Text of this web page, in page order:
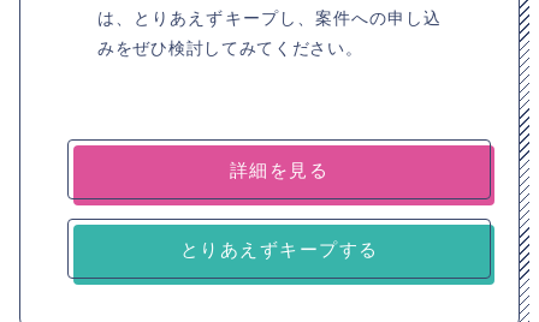
は、とりあえずキープし、案件への申し込
みをぜひ検討してみてください。
詳細を見る
とりあえずキープする